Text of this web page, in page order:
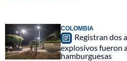
COLOMBIA
Registran dos
explosivos fueron
hamburguesas